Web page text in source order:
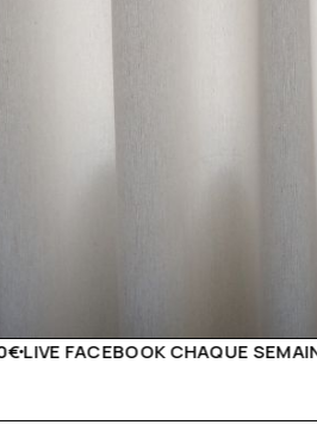
COLLECTIONS EXCEPTIONNELLES